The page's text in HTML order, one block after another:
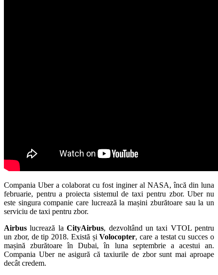
Compania Uber a colaborat cu fost inginer al NASA, încă din luna
februarie, pentru a proiecta sistemul de taxi pentru zbor. Uber nu
este singura companie care lucrează la mașini zburătoare sau la un
serviciu de taxi pentru zbor.
Airbus lucrează laCityAirbus, dezvoltând un taxi VTOL pentru
un zbor, de tip 2018. Există șiVolocopter, care a testat cu succes o
mașină zburătoare în Dubai, în luna septembrie a acestui an.
Compania Uber ne asigură că taxiurile de zbor sunt mai aproape
decât credem.